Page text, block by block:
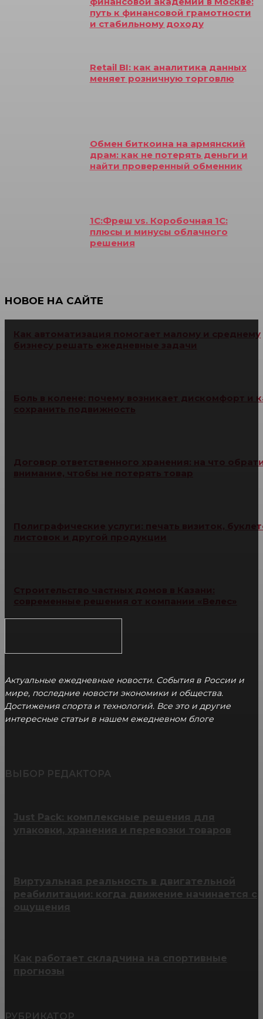
путь к финансовой грамотности
и стабильному доходу
Retail BI: как аналитика данных
меняет розничную торговлю
Обмен биткоина на армянский
драм: как не потерять деньги и
найти проверенный обменник
1С:Фреш vs. Коробочная 1С:
плюсы и минусы облачного
решения
НОВОЕ НА САЙТЕ
Как автоматизация помогает малому и среднему
бизнесу решать ежедневные задачи
Боль в колене: почему возникает дискомфорт и
сохранить подвижность
Договор ответственного хранения: на что
внимание, чтобы не потерять товар
Полиграфические услуги: печать визиток,
Актуальные ежедневные новости. События в России и
мире, последние новости экономики и общества.
Достижения спорта и технологий. Все это и другие
интересные статьи в нашем ежедневном блоге
ВЫБОР РЕДАКТОРА
Just Pack: комплексные решения для
упаковки, хранения и перевозки товаров
Виртуальная реальность в двигательной
реабилитации: когда движение начинается с
ощущения
Как работает складчина на спортивные
прогнозы
РУБРИКАТОР